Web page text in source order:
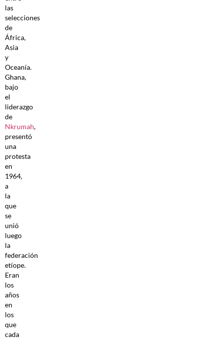
las
selecciones
de
África,
Asia
y
Oceanía.
Ghana,
bajo
el
liderazgo
de
Nkrumah,
presentó
una
protesta
en
1964,
a
la
que
se
unió
luego
la
federación
etíope.
Eran
los
años
en
los
que
cada